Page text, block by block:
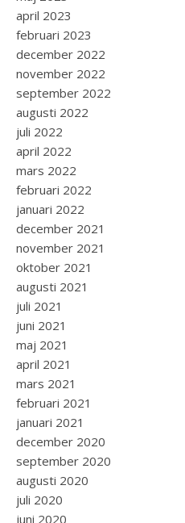
april 2023
februari 2023
december 2022
november 2022
september 2022
augusti 2022
juli 2022
april 2022
mars 2022
februari 2022
januari 2022
december 2021
november 2021
oktober 2021
augusti 2021
juli 2021
juni 2021
maj 2021
april 2021
mars 2021
februari 2021
januari 2021
december 2020
september 2020
augusti 2020
juli 2020
juni 2020